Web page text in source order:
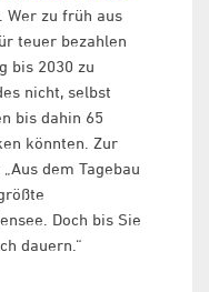
Wer zu früh aus
teuer bezahlen
bis 2030 zu
nicht, selbst
bis dahin 65
könnten. Zur
dem Tagebau
Doch bis Sie
dauern.“